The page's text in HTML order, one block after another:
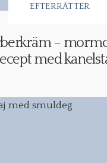
EFTERRÄTTER
–
med